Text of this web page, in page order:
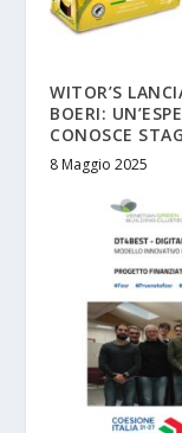
WITOR’S
BOERI:
CONOSCE
8 Maggio 2025